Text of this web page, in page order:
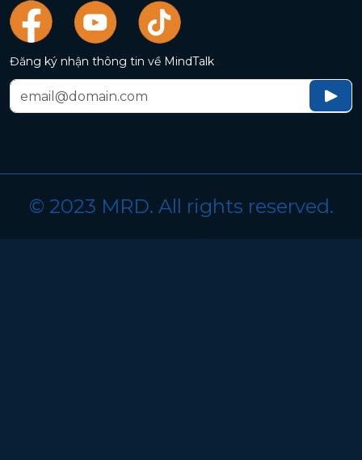
Đăng ký nhận thông tin về MindTalk
© 2023 MRD. All rights reserved.